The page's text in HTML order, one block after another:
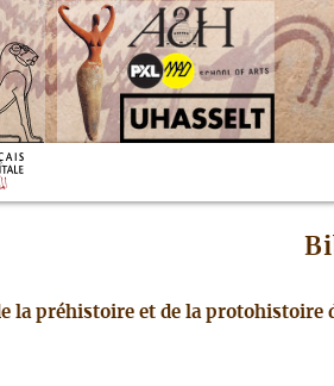
la préhistoire et de la protohistoire